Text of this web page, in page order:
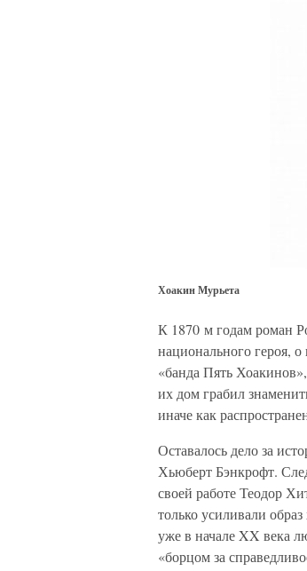
Хоакин Мурьета
К 1870 м годам роман
национального героя,
«банда Пять
их дом грабил
иначе как
Оставалось дело за
Хьюберт Бэнкрофт.
своей работе Теодор
только усиливали
уже в начале XX века
«борцом за